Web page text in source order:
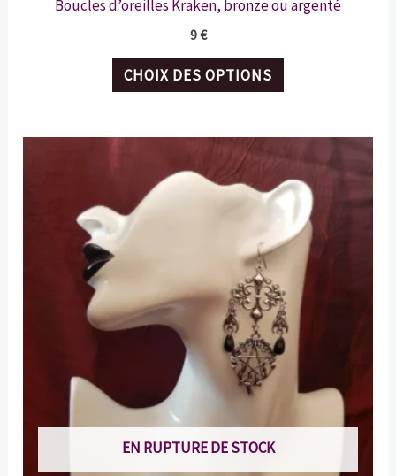
Boucles d’oreilles Kraken, bronze ou argenté
9€
CHOIX DES OPTIONS
Ce
produit
variations.
Les
options
peuvent
être
choisies
sur
page
EN RUPTURE DE STOCK